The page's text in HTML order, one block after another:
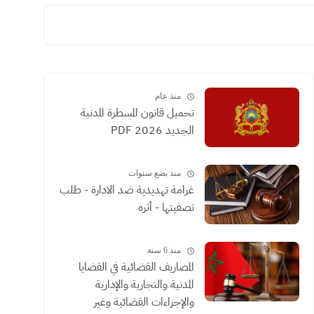
منذ عام
تحميل قانون المسطرة المدنية
الجديد 2026 PDF
منذ بضع سنوات
غرامة تهديدية ضد الادارة - طلب
تصفيتها - أثره
منذ 6 سنة
المصاريف القضائية في القضايا
المدنية والتجارية والإدارية
والإجراءات القضائية وغير